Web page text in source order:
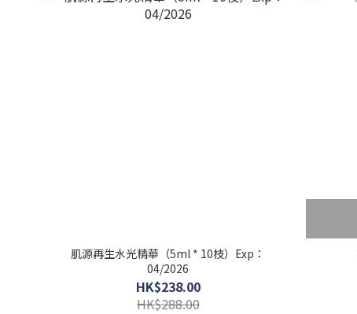
肌源再生水光精華（5ml * 10枝）Exp：
04/2026
HK$238.00
HK$288.00